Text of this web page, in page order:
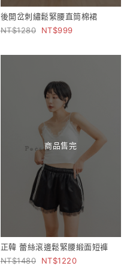
後開岔刺繡鬆緊腰直筒棉裙
1280
999
商品售完
正韓 蕾絲滾邊鬆緊腰緞面短褲
1480
1220